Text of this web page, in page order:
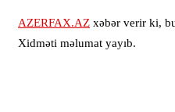
AZERFAX.AZ xəbər verir ki,
Xidməti məlumat yayıb.